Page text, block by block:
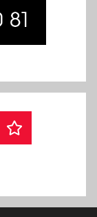
TikTok